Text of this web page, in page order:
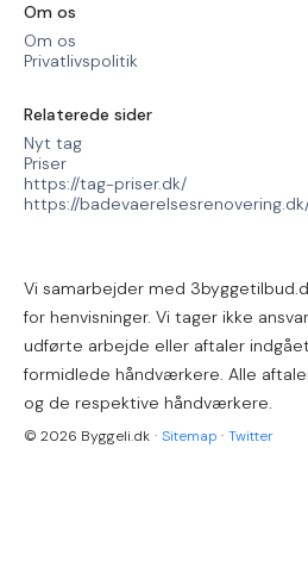
Om os
Om os
Privatlivspolitik
Relaterede sider
Nyt tag
Priser
https://tag-priser.dk/
https://
Vi samarbejder med
for henvisninger. Vi tager ikke
udførte arbejde eller aftaler
formidlede håndværkere. Alle
og de respektive håndværkere.
© 2026 Byggeli.dk · Sitemap · Twitter